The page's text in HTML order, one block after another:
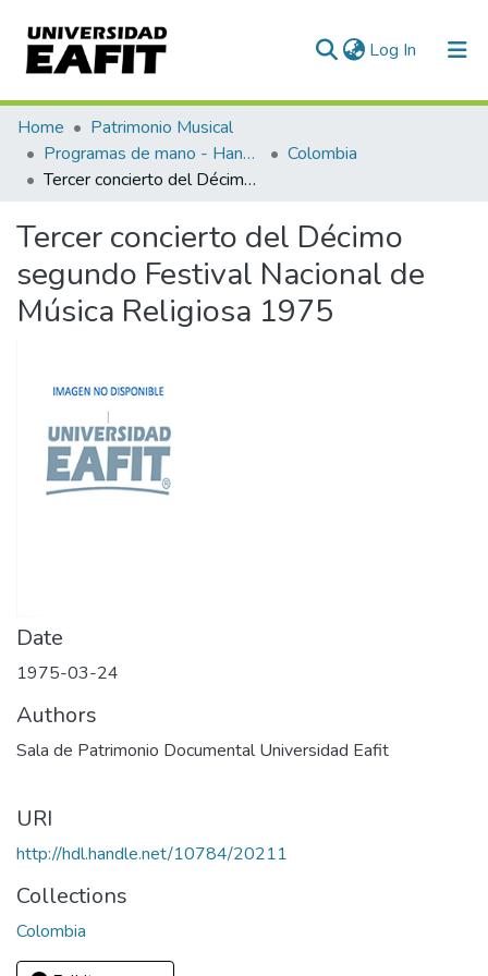
Log In (current)
Communities & Collections
All of DSpace
Home
Patrimonio Musical
Programas de mano - Hand programs
Colombia
Tercer concierto del Décimo segundo Festival Nacional de Música Religiosa 1975
Tercer concierto del Décimo
segundo Festival Nacional de
Música Religiosa 1975
Date
1975-03-24
Authors
Sala de Patrimonio Documental Universidad Eafit
URI
http://hdl.handle.net/10784/20211
Collections
Colombia